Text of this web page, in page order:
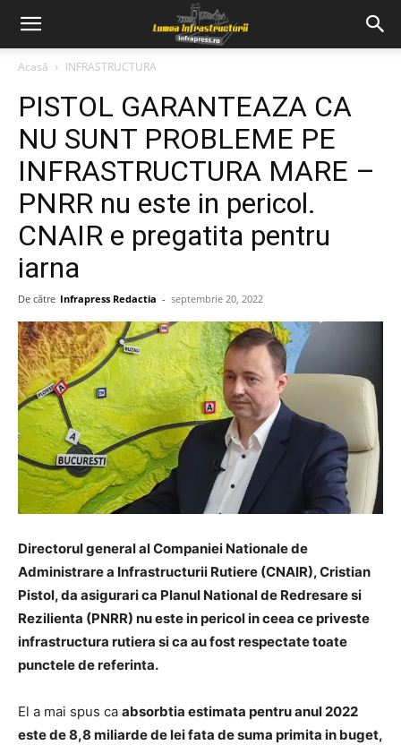
Acasă INFRASTRUCTURA
PISTOL GARANTEAZA CA
NU SUNT PROBLEME PE
INFRASTRUCTURA MARE –
PNRR nu este in pericol.
CNAIR e pregatita pentru
iarna
De către Infrapress Redactia - septembrie 20, 2022
Directorul general al Companiei Nationale de
Administrare a Infrastructurii Rutiere (CNAIR), Cristian
Pistol, da asigurari ca Planul National de Redresare si
Rezilienta (PNRR) nu este in pericol in ceea ce priveste
infrastructura rutiera si ca au fost respectate toate
punctele de referinta.
El a mai spus ca absorbtia estimata pentru anul 2022
este de 8,8 miliarde de lei fata de suma primita in buget,